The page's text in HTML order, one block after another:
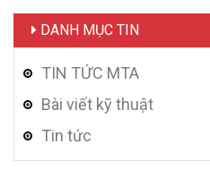
DANH MỤC TIN
TIN TỨC MTA
Bài viết kỹ thuật
Tin tức